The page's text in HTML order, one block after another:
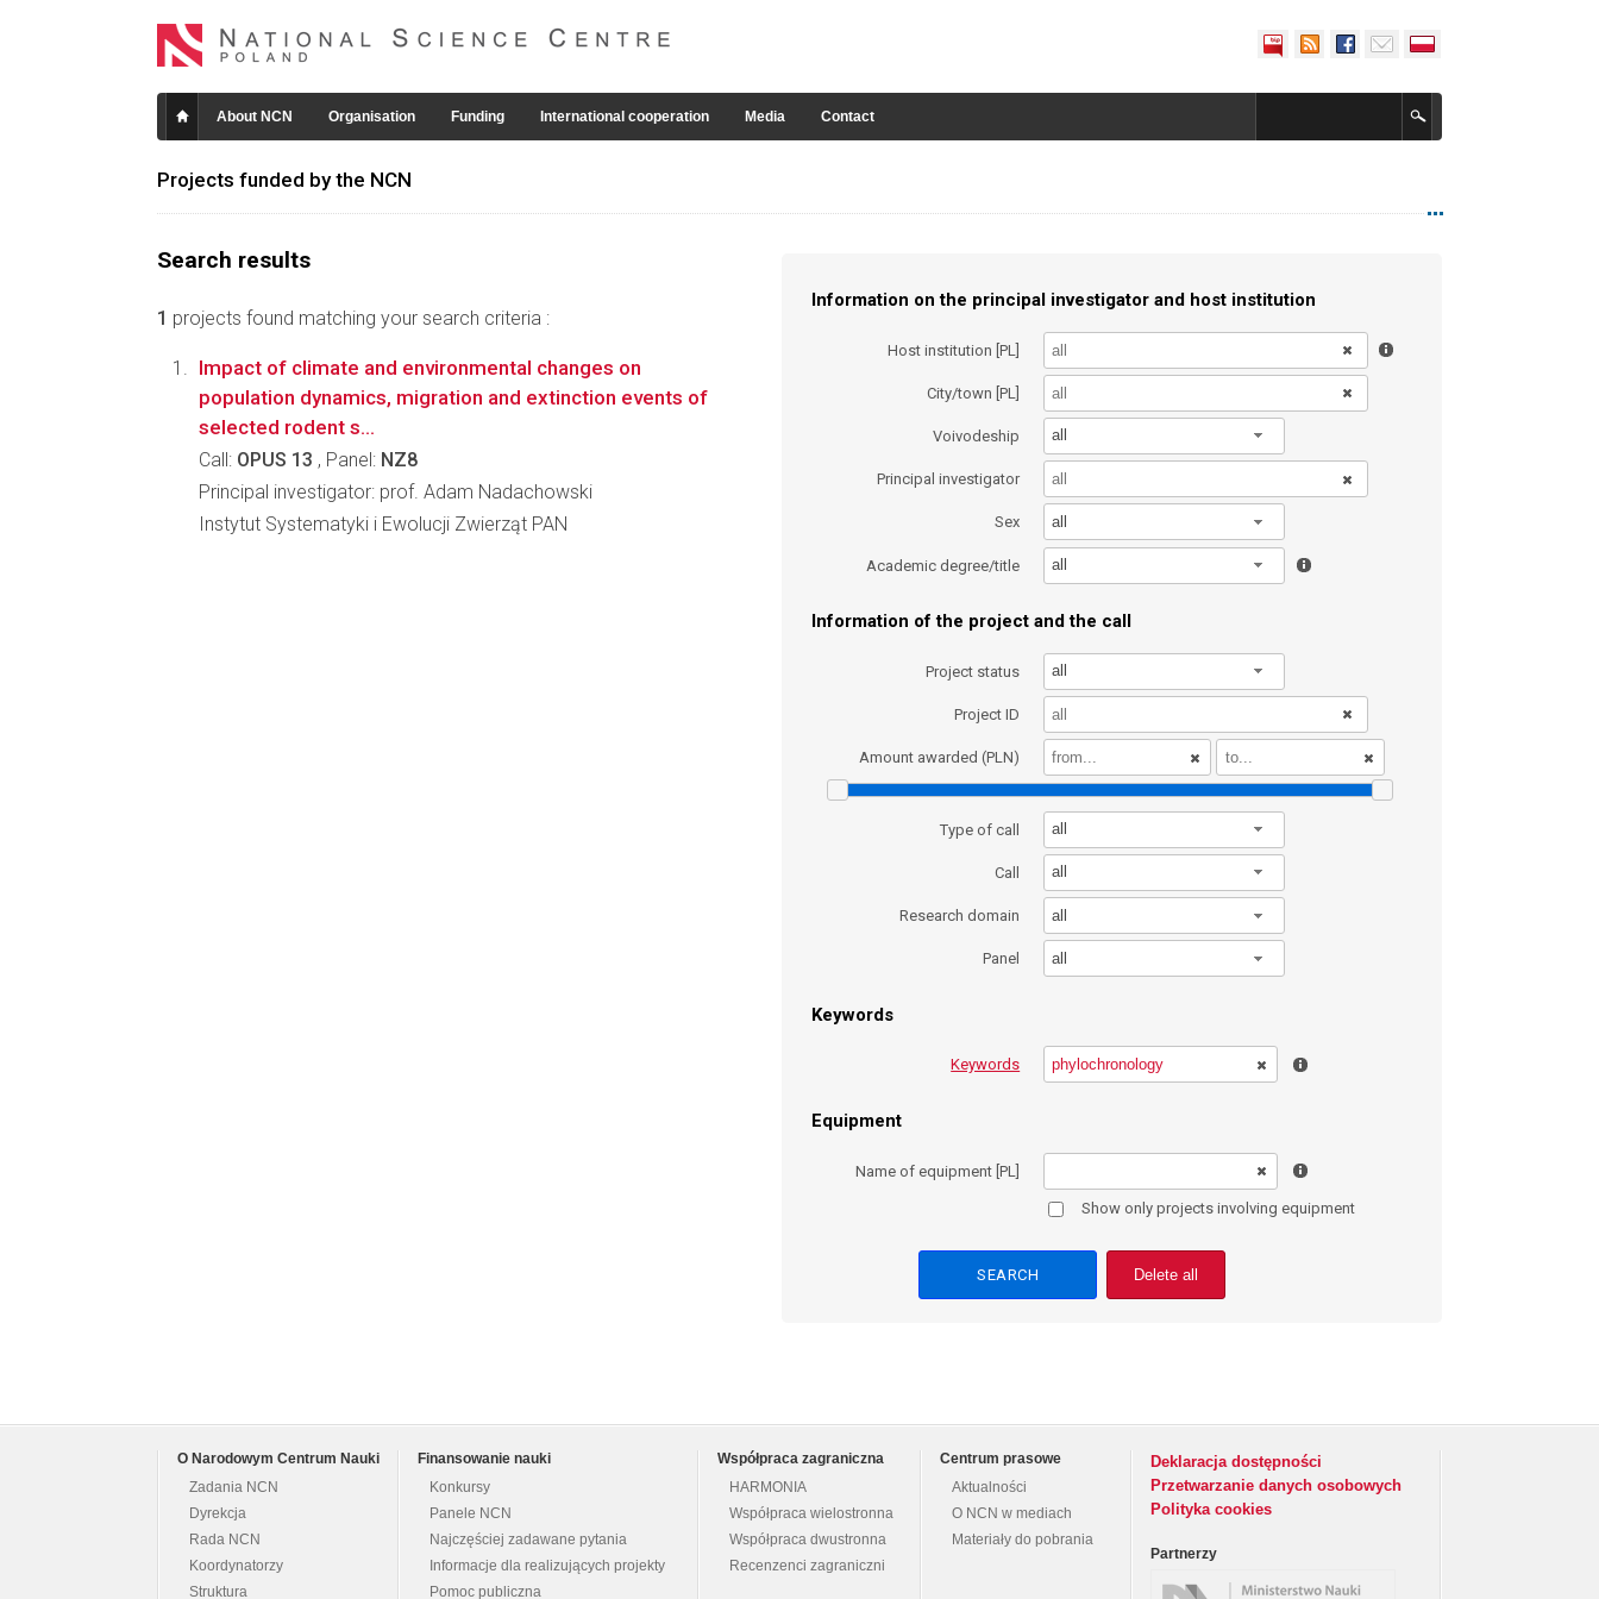
About NCN Organisation Funding International cooperation Media Contact
Projects funded by the NCN
Search results
1 projects found matching your search criteria :
Information on the principal investigator and host institution
Host institution [PL]
City/town [PL]
Voivodeship all
Principal investigator
Sex all
Academic degree/title all
Information of the project and the call
Project status all
Project ID
Amount awarded (PLN)
Type of call all
Call all
Research domain all
Panel all
Keywords
Keywords
Equipment
Name of equipment [PL]
Show only projects involving equipment
Delete all
Impact of climate and environmental changes on
population dynamics, migration and extinction events of
selected rodent s...
Call: OPUS 13 , Panel: NZ8
Principal investigator: prof. Adam Nadachowski
Instytut Systematyki i Ewolucji Zwierząt PAN
O Narodowym Centrum Nauki
Zadania NCN
Dyrekcja
Rada NCN
Koordynatorzy
Struktura
Finansowanie nauki
Konkursy
Panele NCN
Najczęściej zadawane pytania
Informacje dla realizujących projekty
Pomoc publiczna
Współpraca zagraniczna
HARMONIA
Współpraca wielostronna
Współpraca dwustronna
Recenzenci zagraniczni
Centrum prasowe
Aktualności
O NCN w mediach
Materiały do pobrania
Deklaracja dostępności
Przetwarzanie danych osobowych
Polityka cookies
Partnerzy